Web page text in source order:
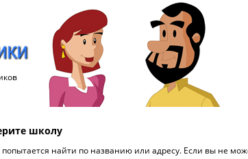
школу
найти по названию или адресу. Если вы не